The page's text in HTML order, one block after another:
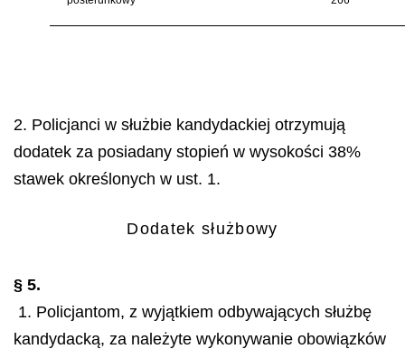
2. Policjanci w służbie kandydackiej otrzymują
dodatek za posiadany stopień w wysokości 38%
stawek określonych w ust. 1.
Dodatek służbowy
§ 5.
1. Policjantom, z wyjątkiem odbywających służbę
kandydacką, za należyte wykonywanie obowiązków